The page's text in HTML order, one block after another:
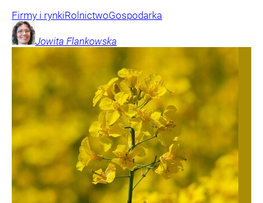
Firmy i rynkiRolnictwoGospodarka
Jowita Flankowska